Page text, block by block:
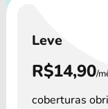
Leve
R$14,90/
coberturas